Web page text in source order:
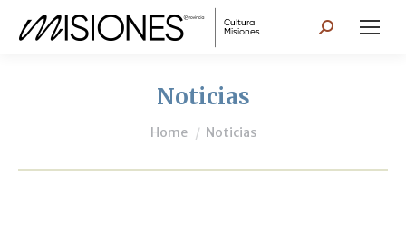
Search:
Noticias
You are here:
Home Noticias